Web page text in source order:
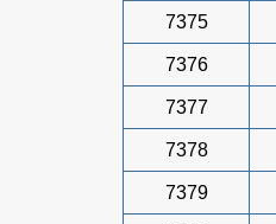
7375
7376
7377
7378
7379